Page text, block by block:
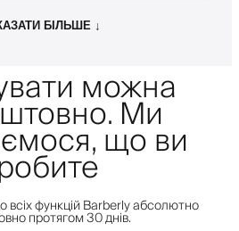
БІЛЬШЕ ↓
можна
Ми
що ви
функцій Barberly абсолютно
протягом 30 днів.